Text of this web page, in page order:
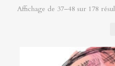
Affichage de 37–48 sur 178